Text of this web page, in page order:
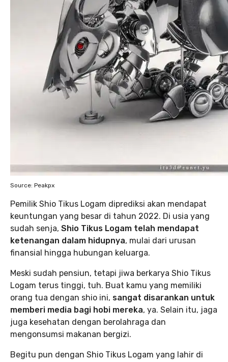
Source: Peakpx
Pemilik Shio Tikus Logam diprediksi akan mendapat
keuntungan yang besar di tahun 2022. Di usia yang
sudah senja, Shio Tikus Logam telah mendapat
ketenangan dalam hidupnya, mulai dari urusan
finansial hingga hubungan keluarga.
Meski sudah pensiun, tetapi jiwa berkarya Shio Tikus
Logam terus tinggi, tuh. Buat kamu yang memiliki
orang tua dengan shio ini, sangat disarankan untuk
memberi media bagi hobi mereka, ya. Selain itu, jaga
juga kesehatan dengan berolahraga dan
mengonsumsi makanan bergizi.
Begitu pun dengan Shio Tikus Logam yang lahir di